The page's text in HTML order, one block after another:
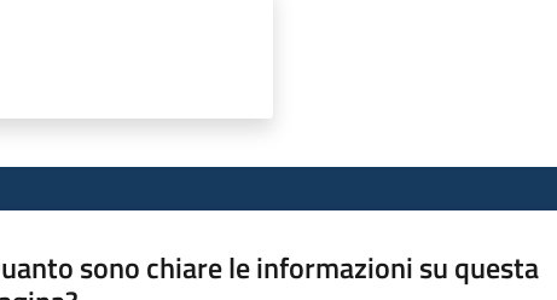
sono chiare le informazioni su questa